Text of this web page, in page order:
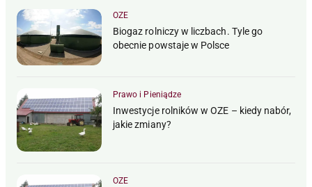
OZE
Biogaz rolniczy w liczbach. Tyle go
obecnie powstaje w Polsce
Prawo i Pieniądze
Inwestycje rolników w OZE – kiedy nabór,
jakie zmiany?
OZE